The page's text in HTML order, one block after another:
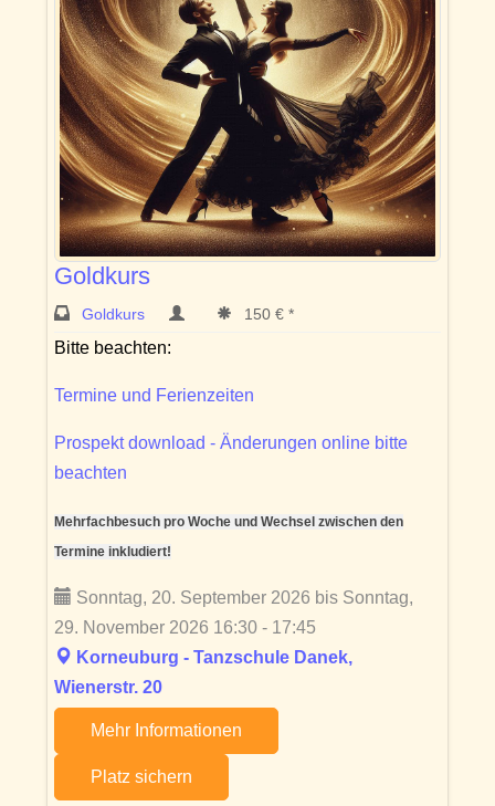
Goldkurs
Goldkurs 150 € *
Bitte beachten:
Termine und Ferienzeiten
Prospekt download - Änderungen online bitte
beachten
Mehrfachbesuch pro Woche und Wechsel zwischen den
Termine inkludiert!
Sonntag, 20. September 2026 bis Sonntag,
29. November 2026 16:30 - 17:45
Korneuburg - Tanzschule Danek,
Wienerstr. 20
Mehr Informationen
Platz sichern